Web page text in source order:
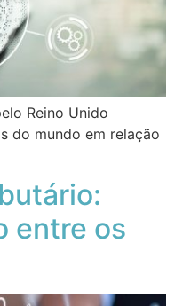
Reino Unido
do mundo em relação
entre os